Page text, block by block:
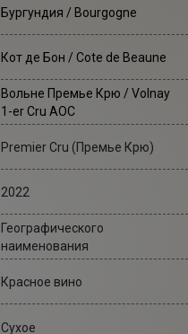
Бургундия / Bourgogne
Кот де Бон / Cote de Beaune
Вольне Премье Крю / Volnay
1-er Cru AOC
Premier Cru (Премье Крю)
2022
Географического
наименования
Красное вино
Сухое